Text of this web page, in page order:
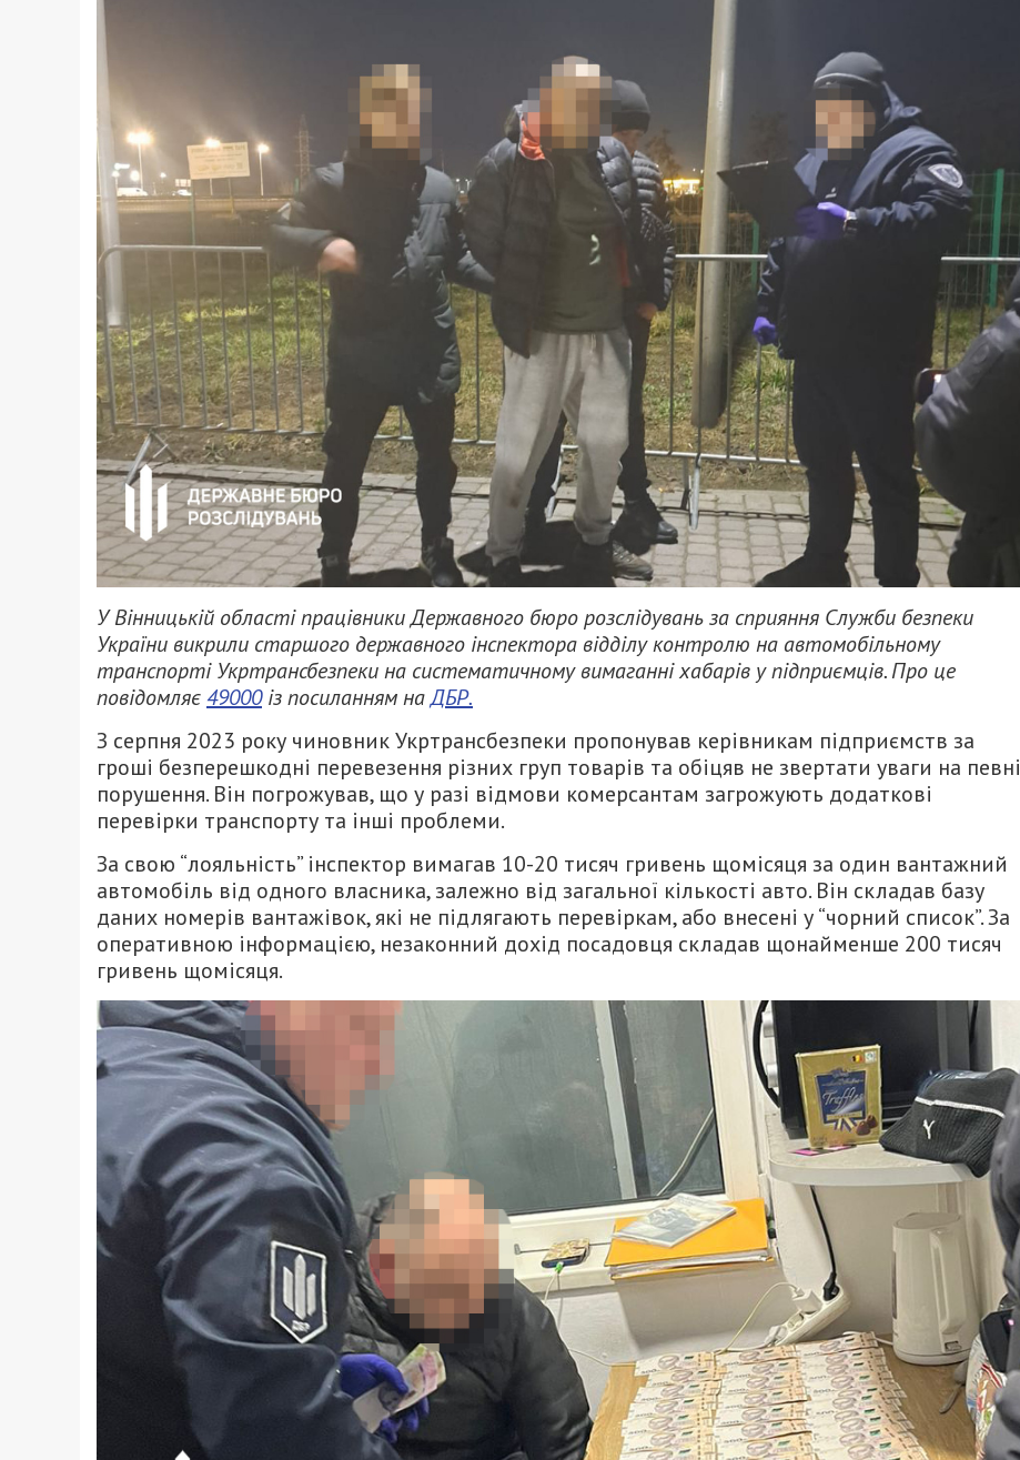
У Вінницькій області працівники Державного бюро розслідувань за сприяння Служби безпеки
України викрили старшого державного інспектора відділу контролю на автомобільному
транспорті Укртрансбезпеки на систематичному вимаганні хабарів у підприємців. Про це
повідомляє49000із посиланням наДБР.
З серпня 2023 року чиновник Укртрансбезпеки пропонував керівникам підприємств за
гроші безперешкодні перевезення різних груп товарів та обіцяв не звертати уваги на певні
порушення. Він погрожував, що у разі відмови комерсантам загрожують додаткові
перевірки транспорту та інші проблеми.
За свою “лояльність” інспектор вимагав 10-20 тисяч гривень щомісяця за один вантажний
автомобіль від одного власника, залежно від загальної кількості авто. Він складав базу
даних номерів вантажівок, які не підлягають перевіркам, або внесені у “чорний список”. За
оперативною інформацією, незаконний дохід посадовця складав щонайменше 200 тисяч
гривень щомісяця.